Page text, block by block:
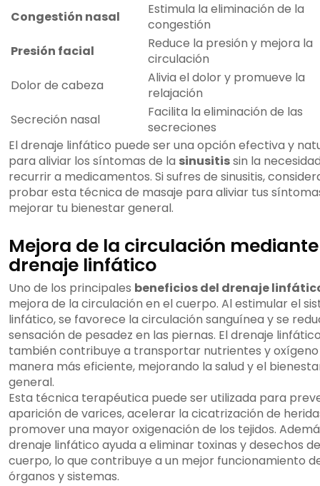
Congestión nasal
Estimula la eliminación de la
congestión
Presión facial
Reduce la presión y mejora la
circulación
Dolor de cabeza
Alivia el dolor y promueve la
relajación
Secreción nasal
Facilita la eliminación de las
secreciones
El drenaje linfático puede ser una opción efectiva y
para aliviar los síntomas de la sinusitissin la
recurrir a medicamentos. Si sufres de sinusitis,
probar esta técnica de masaje para aliviar tus
mejorar tu bienestar general.
Mejora de la circulación mediante
drenaje linfático
Uno de los principales beneficios del drenaje
mejora de la circulación en el cuerpo. Al estimular el
linfático, se favorece la circulación sanguínea y se
sensación de pesadez en las piernas. El drenaje
también contribuye a transportar nutrientes y
manera más eficiente, mejorando la salud y el
general.
Esta técnica terapéutica puede ser utilizada para
aparición de varices, acelerar la cicatrización de
promover una mayor oxigenación de los tejidos.
drenaje linfático ayuda a eliminar toxinas y desechos
cuerpo, lo que contribuye a un mejor funcionamiento
órganos y sistemas.